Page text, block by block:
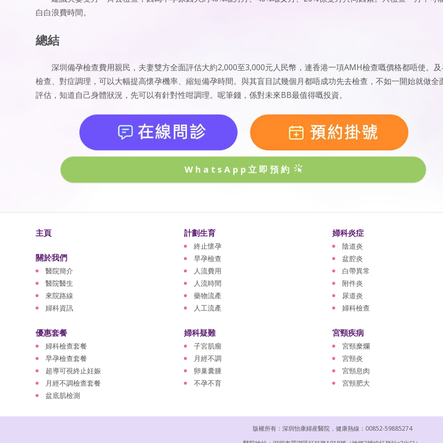
白白浪費時間。
總結
深圳備孕檢查費用親民，夫妻雙方全面評估大約2,000至3,000元人民幣，連香港一項AMH檢查嘅價格都唔使。
檢查、對症調理，可以大幅提高懷孕機率、縮短備孕時間。與其盲目試幾個月都唔成功先去檢查，不如一開始就做全
評估，知道自己身體狀況，先可以有針對性咁調理。呢筆錢，係對未來BB最值得嘅投資。
WhatsApp立即預約
主頁
關於我們
醫院簡介
醫院醫生
來院路線
婦科資訊
優惠套餐
婦科檢查套餐
早孕檢查套餐
超導可視終止妊娠
月經不調檢查套餐
盆底肌檢測
計劃生育
終止懷孕
早孕檢查
人流費用
人流時間
藥物流產
人工流產
婦科疑難
子宮肌瘤
月經不調
卵巢囊腫
不孕不育
婦科炎症
陰道炎
盆腔炎
白帶異常
附件炎
尿道炎
婦科檢查
宮頸疾病
宮頸糜爛
宮頸炎
宮頸息肉
宮頸肥大
版權所有：深圳怡康婦産醫院，健康熱線：00852-59885274